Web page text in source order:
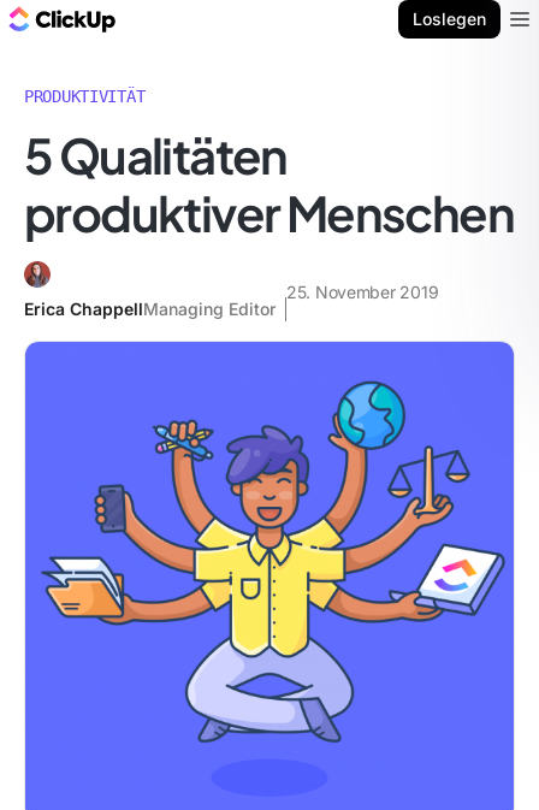
Loslegen
PRODUKTIVITÄT
5 Qualitäten
produktiver Menschen
Erica ChappellManaging Editor
25. November 2019